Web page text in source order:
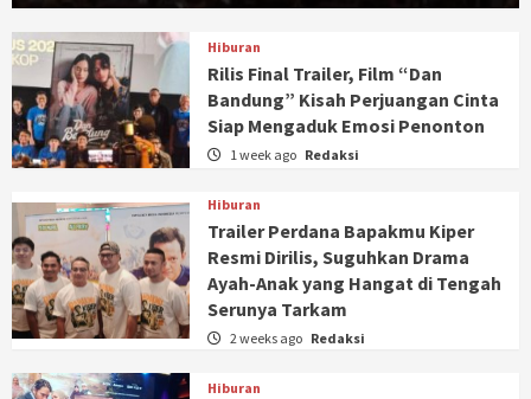
Hiburan
Rilis Final Trailer, Film “Dan
Bandung” Kisah Perjuangan Cinta
Siap Mengaduk Emosi Penonton
1 week ago Redaksi
Hiburan
Trailer Perdana Bapakmu Kiper
Resmi Dirilis, Suguhkan Drama
Ayah-Anak yang Hangat di Tengah
Serunya Tarkam
2 weeks ago Redaksi
Hiburan